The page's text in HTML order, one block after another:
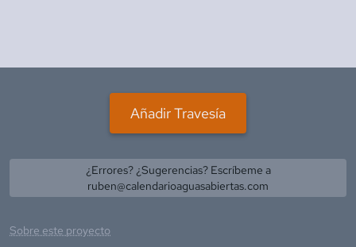
Añadir Travesía
¿Errores? ¿Sugerencias? Escríbeme a
ruben@calendarioaguasabiertas.com
Sobre este proyecto